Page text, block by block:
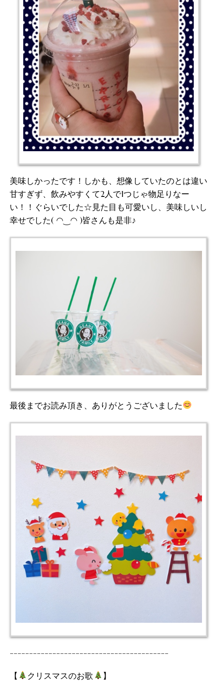
美味しかったです！しかも、想像していたのとは違い
甘すぎず、飲みやすくて2人で1つじゃ物足りなー
い！！ぐらいでした☆見た目も可愛いし、美味しいし
幸せでした( ◠‿◠ )皆さんも是非♪
最後までお読み頂き、ありがとうございました
-----------------------------------------
【 クリスマスのお歌 】